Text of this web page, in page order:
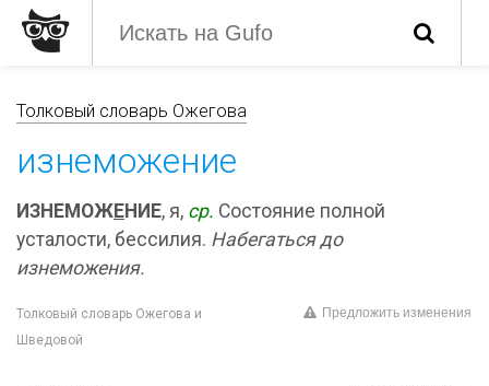
Толковый словарь Ожегова
изнеможение
ИЗНЕМОЖЕНИЕ, я, ср. Состояние полной
усталости, бессилия. Набегаться до
изнеможения.
Толковый словарь Ожегова и
Шведовой
Предложить изменения